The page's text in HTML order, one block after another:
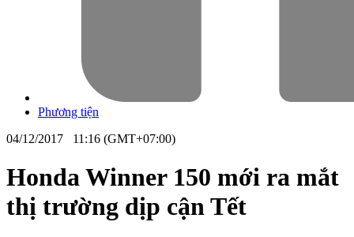
Phương tiện
04/12/2017 11:16 (GMT+07:00)
Honda Winner 150 mới ra mắt
thị trường dịp cận Tết